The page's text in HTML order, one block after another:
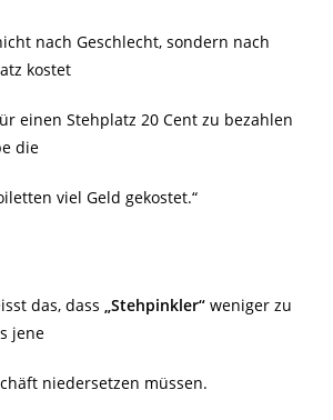
nach Geschlecht, sondern nach
kostet
einen Stehplatz 20 Cent zu bezahlen
die
viel Geld gekostet.“
das, dass „Stehpinkler“ weniger zu
jene
niedersetzen müssen.